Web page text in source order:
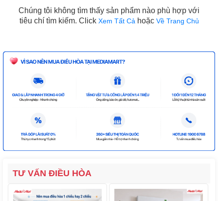
Chúng tôi không tìm thấy sản phẩm nào phù hợp với
tiêu chí tìm kiếm. Click Xem Tất Cả hoặc Về Trang Chủ
TƯ VẤN ĐIỀU HÒA